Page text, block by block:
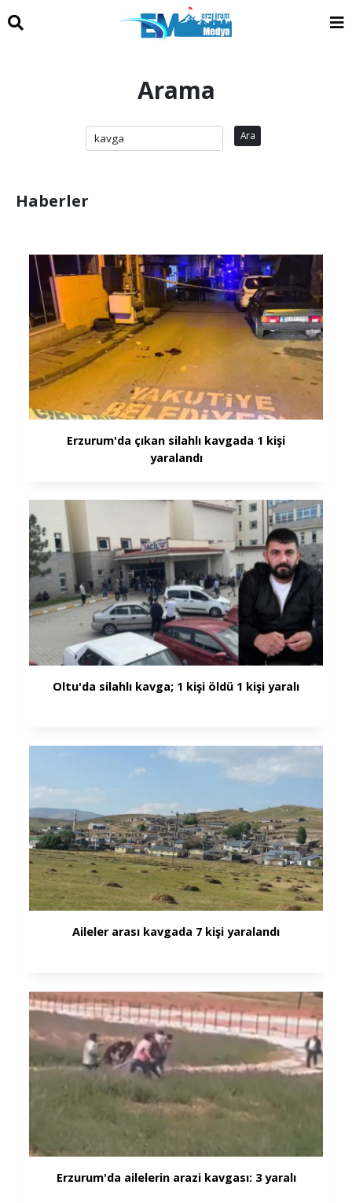
Arama
Ara
Haberler
Erzurum'da çıkan silahlı kavgada 1 kişi
yaralandı
Oltu'da silahlı kavga; 1 kişi öldü 1 kişi yaralı
Aileler arası kavgada 7 kişi yaralandı
Erzurum'da ailelerin arazi kavgası: 3 yaralı